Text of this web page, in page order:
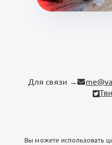
Для связи →
Вы можете использовать